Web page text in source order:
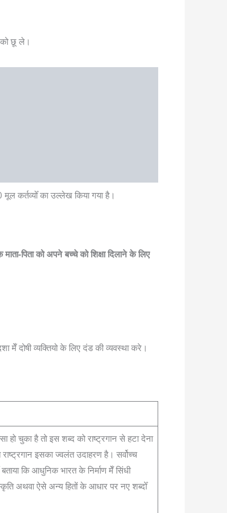
को छू ले।
कर्तव्योँ का उल्लेख किया गया है।
पिता को अपने बच्चे को शिक्षा दिलाने के लिए
मेँ दोषी व्यक्तियो के लिए दंड की व्यवस्था करे।
हो चुका है तो इस शब्द को राष्ट्रगान से हटा देना
इसका ज्वलंत उदाहरण है। सर्वोच्च
कि आधुनिक भारत के निर्माण मेँ सिंधी
अथवा ऐसे अन्य हितों के आधार पर नए शब्दोँ